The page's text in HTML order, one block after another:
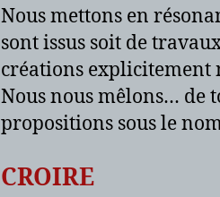
Nous mettons en
sont issus soit de
créations explicitement
Nous nous mêlons… de
propositions sous le
CROIRE